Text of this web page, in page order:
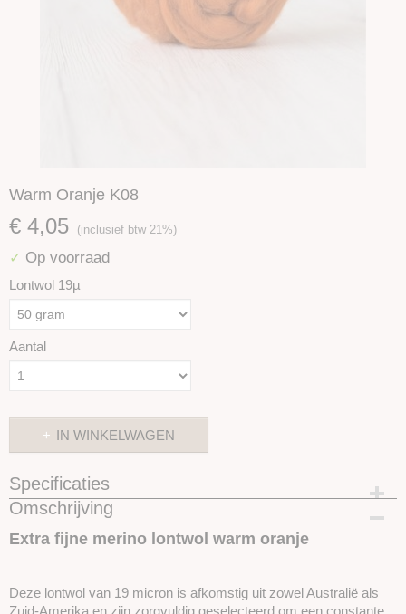
Warm Oranje K08
€ 4,05 (inclusief btw 21%)
✓ Op voorraad
Lontwol 19µ
Aantal
IN WINKELWAGEN
Specificaties
Productcode
Omschrijving
Extra fijne merino lontwol warm oranje
Deze lontwol van 19 micron is afkomstig uit zowel Australië als
Zuid-Amerika en zijn zorgvuldig geselecteerd om een ​​constante